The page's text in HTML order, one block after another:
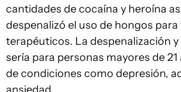
cantidades de cocaína y heroína
despenalizó el uso de hongos para
terapéuticos. La despenalización
sería para personas mayores de
de condiciones como depresión,